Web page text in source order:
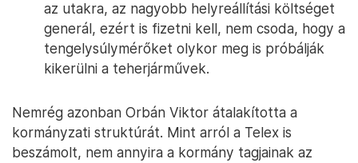
az utakra, az nagyobb helyreállítási költséget
generál, ezért is fizetni kell, nem csoda, hogy a
tengelysúlymérőket olykor meg is próbálják
kikerülni a teherjárművek.
Nemrég azonban Orbán Viktor átalakította a
kormányzati struktúrát. Mint arról a Telex is
beszámolt, nem annyira a kormány tagjainak az